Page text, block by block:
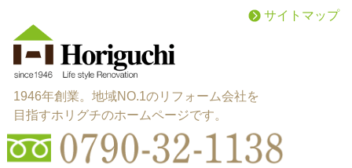
1946年創業。地域NO.1のリフォーム会社を
目指すホリグチのホームページです。
サイトマップ